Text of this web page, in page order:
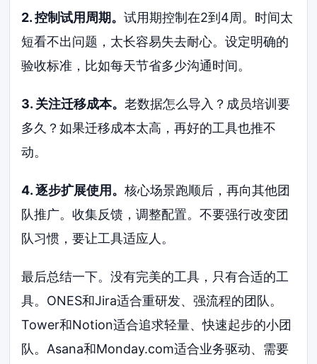
2. 控制试用周期。试用期控制在2到4周。时间太
短看不出问题，太长容易失去耐心。设定明确的
验收标准，比如每天节省多少沟通时间。
3. 关注迁移成本。老数据怎么导入？成员培训要
多久？如果迁移成本太高，再好的工具也推不
动。
4. 逐步扩展使用。核心场景跑顺后，再向其他团
队推广。收集反馈，调整配置。不要强行改变团
队习惯，要让工具适应人。
最后总结一下。没有完美的工具，只有合适的工
具。ONES和Jira适合重研发、强流程的团队。
Tower和Notion适合追求轻量、快速起步的小团
队。Asana和Monday.com适合业务驱动、需要